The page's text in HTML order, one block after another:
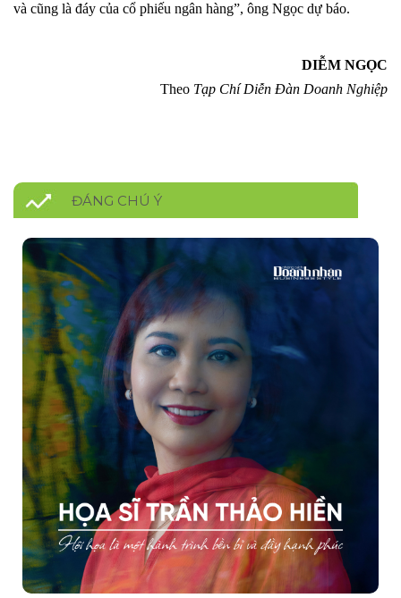
và cũng là đáy của cổ phiếu ngân hàng”, ông Ngọc dự báo.
DIỄM NGỌC
Theo Tạp Chí Diễn Đàn Doanh Nghiệp
ĐÁNG CHÚ Ý